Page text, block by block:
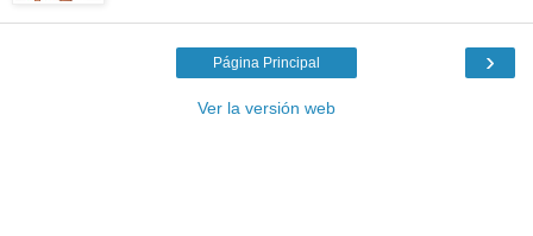
›
Página Principal
Ver la versión web